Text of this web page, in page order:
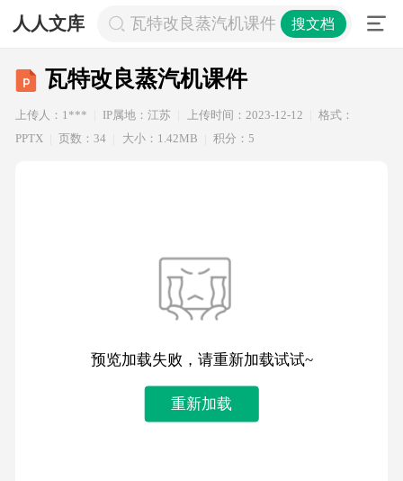
人人文库 瓦特改良蒸汽机课件 搜文档
瓦特改良蒸汽机课件
上传人：1*** IP属地：江苏 上传时间：2023-12-12
格式：
PPTX
页数：34 大小：1.42MB 积分：5
预览加载失败，请重新加载试试~
重新加载